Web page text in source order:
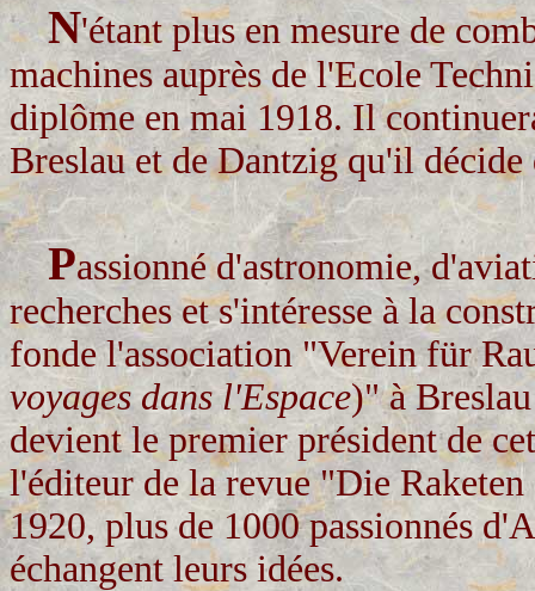
N'étant plus en mesure de
machines auprès de l'Ecole
diplôme en mai 1918. Il
Breslau et de Dantzig qu'il
Passionné d'astronomie,
recherches et s'intéresse à la
fonde l'association "Verein für
voyages dans l'Espace)" à
devient le premier président de
l'éditeur de la revue "Die Raketen
1920, plus de 1000 passionnés
échangent leurs idées.